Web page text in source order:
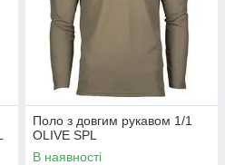
Поло з довгим рукавом 1/1
OLIVE SPL
В наявності